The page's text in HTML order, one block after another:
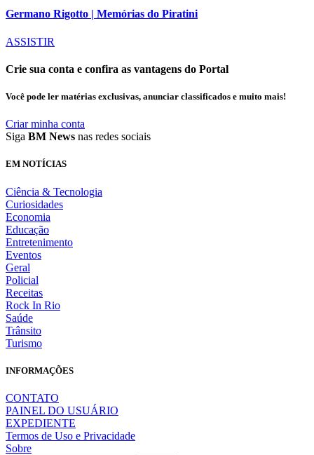
Germano Rigotto | Memórias do Piratini
ASSISTIR
Crie sua conta e confira as vantagens do Portal
Você pode ler matérias exclusivas, anunciar classificados e muito mais!
Criar minha conta
Siga BM News nas redes sociais
EM NOTÍCIAS
Ciência & Tecnologia
Curiosidades
Economia
Educação
Entretenimento
Eventos
Geral
Policial
Receitas
Rock In Rio
Saúde
Trânsito
Turismo
INFORMAÇÕES
CONTATO
PAINEL DO USUÁRIO
EXPEDIENTE
Termos de Uso e Privacidade
Sobre